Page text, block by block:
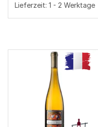
Lieferzeit: 1 - 2 Werktage